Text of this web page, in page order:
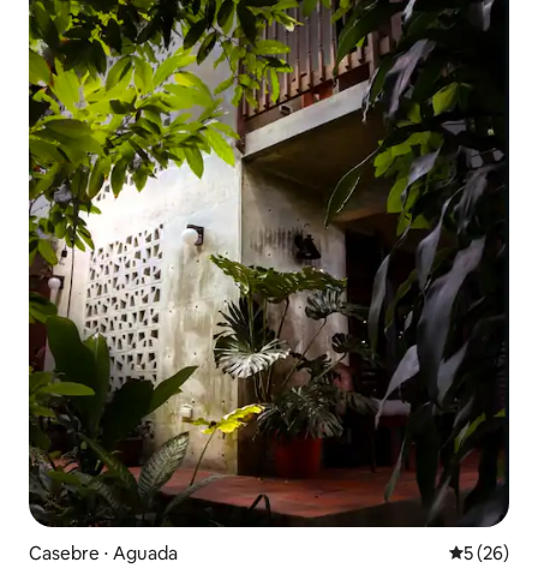
Casebre ⋅ Aguada 5 de uma
5 (26)